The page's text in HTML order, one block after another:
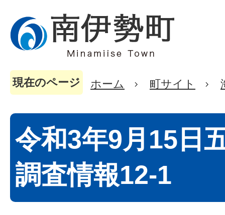
現在のページ ホーム 町サイト
令和3年9月15日
調査情報12-1